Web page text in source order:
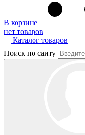
В корзине
нет товаров
Каталог товаров
Поиск по сайту